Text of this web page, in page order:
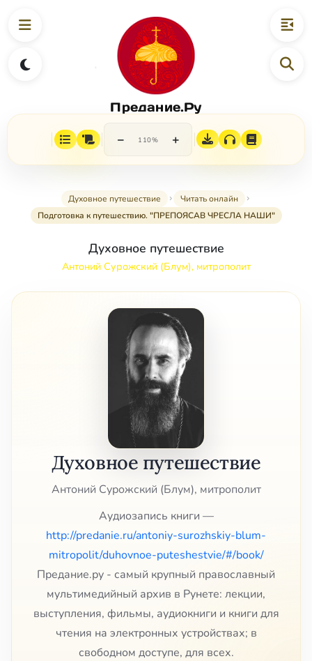
Предание.Ру
− 110% +
Духовное путешествие
Читать онлайн
Подготовка к путешествию. "ПРЕПОЯСАВ ЧРЕСЛА НАШИ"
Духовное путешествие
Антоний Сурожский (Блум), митрополит
Духовное путешествие
Антоний Сурожский (Блум), митрополит
Аудиозапись книги —
http://predanie.ru/antoniy-surozhskiy-blum-
mitropolit/duhovnoe-puteshestvie/#/book/
Предание.ру - самый крупный православный
мультимедийный архив в Рунете: лекции,
выступления, фильмы, аудиокниги и книги для
чтения на электронных устройствах; в
свободном доступе, для всех.